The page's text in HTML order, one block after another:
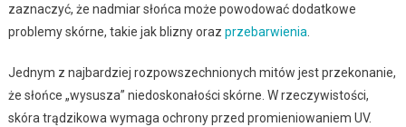
zaznaczyć, że nadmiar słońca może powodować dodatkowe
problemy skórne, takie jak blizny oraz przebarwienia
Jednym z najbardziej rozpowszechnionych mitów jest przekonanie,
że słońce „wysusza” niedoskonałości skórne. W rzeczywistości,
skóra trądzikowa wymaga ochrony przed promieniowaniem UV.